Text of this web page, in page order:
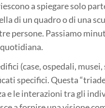
a spiegare solo
di un quadro o di una
persone. Passiamo
(case, ospedali,
specifici. Questa
e le interazioni tra gli